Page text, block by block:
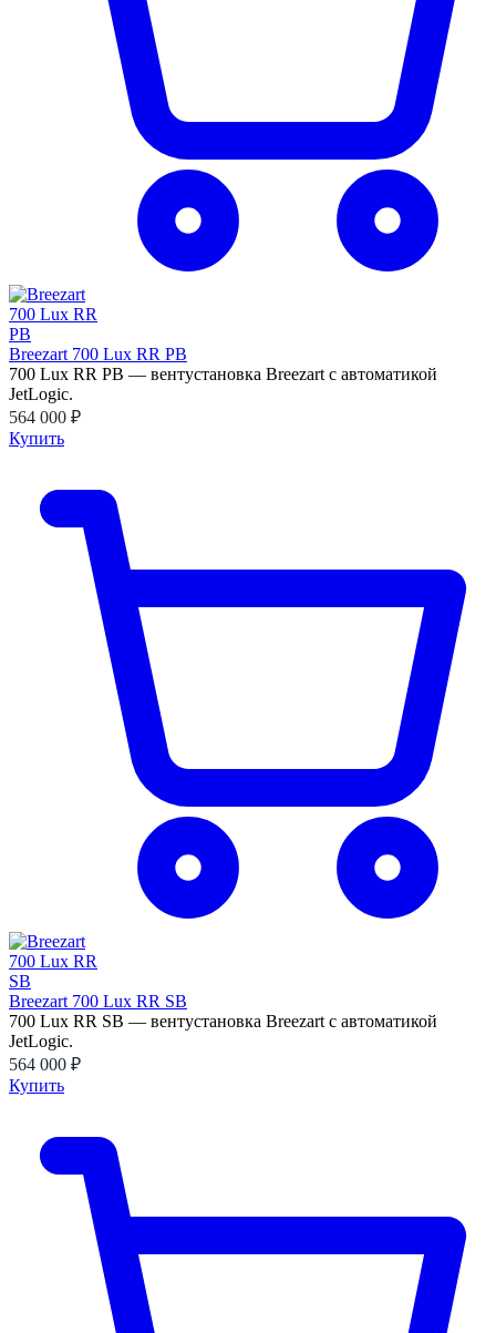
Breezart 700 Lux RR PB
700 Lux RR PB — вентустановка Breezart с автоматикой
JetLogic.
564 000 ₽
Купить
Breezart 700 Lux RR SB
700 Lux RR SB — вентустановка Breezart с автоматикой
JetLogic.
564 000 ₽
Купить